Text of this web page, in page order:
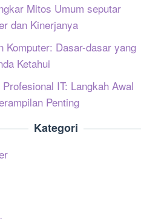
Mitos Umum seputar
dan Kinerjanya
Komputer: Dasar-dasar yang
Ketahui
IT: Langkah Awal
Penting
Kategori